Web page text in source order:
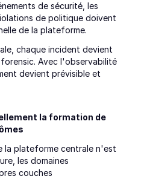
de sécurité, les
de politique doivent
de la plateforme.
chaque incident devient
Avec l'observabilité
devient prévisible et
la formation de
la plateforme centrale n'est
les domaines
couches